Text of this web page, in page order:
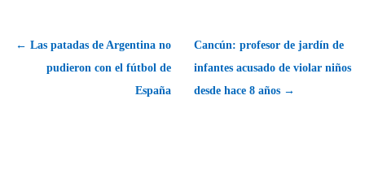
← Las patadas de Argentina no
pudieron con el fútbol de
España
Cancún: profesor de jardín de
infantes acusado de violar niños
desde hace 8 años →